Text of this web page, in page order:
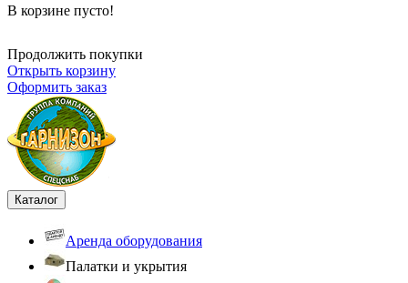
В корзине пусто!
Продолжить покупки
Открыть корзину
Оформить заказ
Каталог
Аренда оборудования
Палатки и укрытия